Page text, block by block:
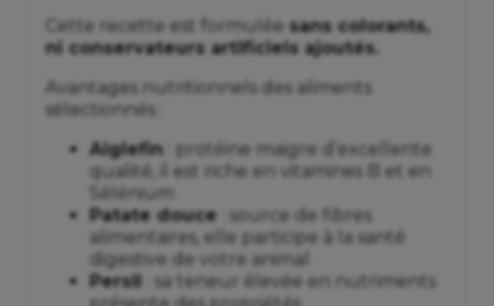
Cette recette est formulée sans colorants,
ni conservateurs artificiels ajoutés.
Avantages nutritionnels des aliments
sélectionnés :
Aiglefin : protéine maigre d’excellente
qualité, il est riche en vitamines B et en
Sélénium
Patate douce : source de fibres
alimentaires, elle participe à la santé
digestive de votre animal
Persil : sa teneur élevée en nutriments